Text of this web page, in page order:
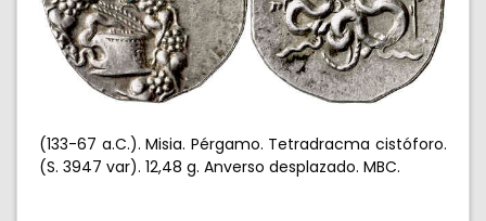
(133-67 a.C.). Misia. Pérgamo. Tetradracma cistóforo.
(S. 3947 var). 12,48 g. Anverso desplazado. MBC.